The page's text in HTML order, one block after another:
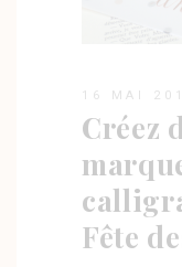
16 MAI
Créez
Fête